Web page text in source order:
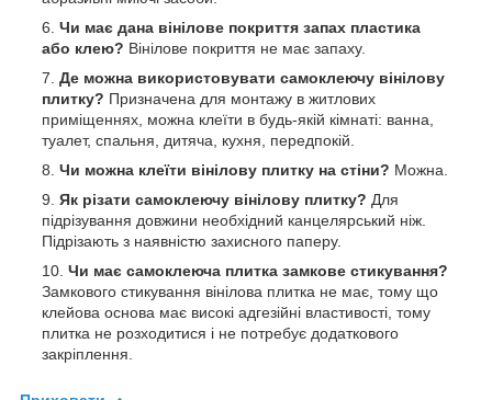
Чи має дана вінілове покриття запах пластика
або клею? Вінілове покриття не має запаху.
Де можна використовувати самоклеючу вінілову
плитку? Призначена для монтажу в житлових
приміщеннях, можна клеїти в будь-якій кімнаті: ванна,
туалет, спальня, дитяча, кухня, передпокій.
Чи можна клеїти вінілову плитку на стіни? Можна.
Як різати самоклеючу вінілову плитку? Для
підрізування довжини необхідний канцелярський ніж.
Підрізають з наявністю захисного паперу.
Чи має самоклеюча плитка замкове стикування?
Замкового стикування вінілова плитка не має, тому що
клейова основа має високі адгезійні властивості, тому
плитка не розходитися і не потребує додаткового
закріплення.